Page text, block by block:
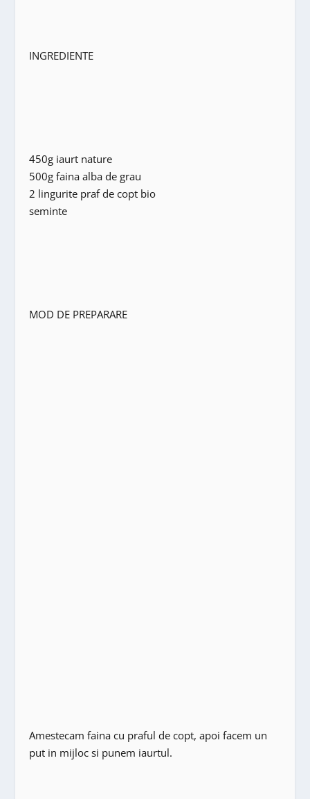
INGREDIENTE
450g iaurt nature
500g faina alba de grau
2 lingurite praf de copt bio
seminte
MOD DE PREPARARE
Amestecam faina cu praful de copt, apoi facem un
put in mijloc si punem iaurtul.